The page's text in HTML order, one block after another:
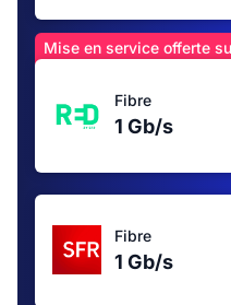
Mise en service offerte
Fibre
1 Gb/s
Fibre
1 Gb/s